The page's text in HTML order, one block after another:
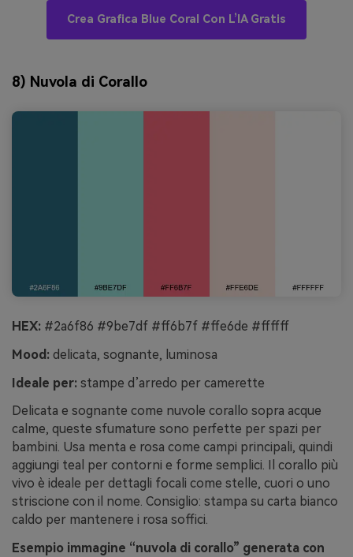
Crea Grafica Blue Coral Con L’IA Gratis
8) Nuvola di Corallo
HEX: #2a6f86 #9be7df #ff6b7f #ffe6de #ffffff
Mood: delicata, sognante, luminosa
Ideale per: stampe d’arredo per camerette
Delicata e sognante come nuvole corallo sopra acque
calme, queste sfumature sono perfette per spazi per
bambini. Usa menta e rosa come campi principali, quindi
aggiungi teal per contorni e forme semplici. Il corallo più
vivo è ideale per dettagli focali come stelle, cuori o uno
striscione con il nome. Consiglio: stampa su carta bianco
caldo per mantenere i rosa soffici.
Esempio immagine “nuvola di corallo” generata con